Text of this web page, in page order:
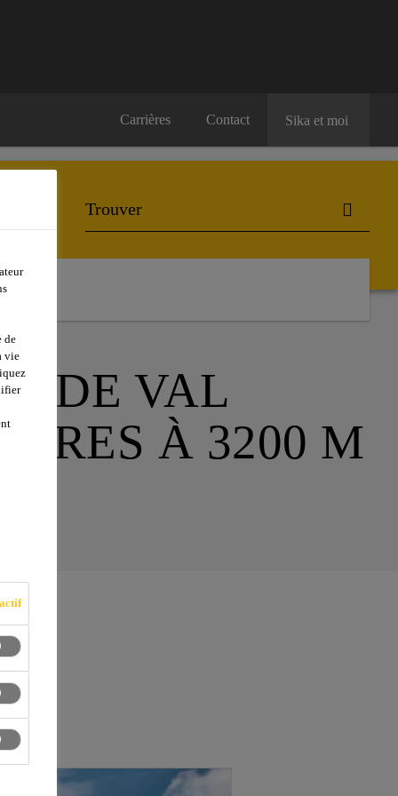
Carrières Contact Sika et moi
DE VAL
À 3200 M
de
vie